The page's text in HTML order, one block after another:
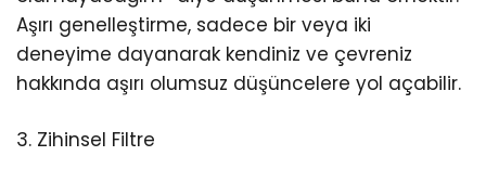
Aşırı genelleştirme, sadece bir veya iki
deneyime dayanarak kendiniz ve çevreniz
hakkında aşırı olumsuz düşüncelere yol açabilir.
3. Zihinsel Filtre